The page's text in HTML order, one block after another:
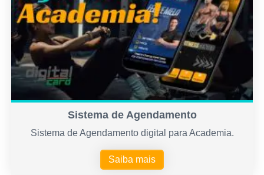
Sistema de Agendamento
Sistema de Agendamento digital para Academia.
Saiba mais